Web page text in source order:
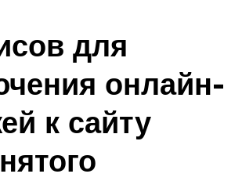
для
онлайн-
к сайту